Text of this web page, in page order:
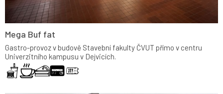
Mega Buf fat
Gastro-provoz v budově Stavební fakulty ČVUT přímo v centru
Univerzitního kampusu v Dejvicích.